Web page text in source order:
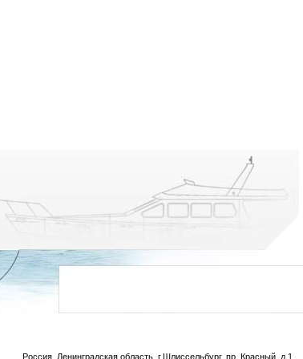
Россия, Ленинградская область, г.Шлиссельбург, пр. Красный, д.1